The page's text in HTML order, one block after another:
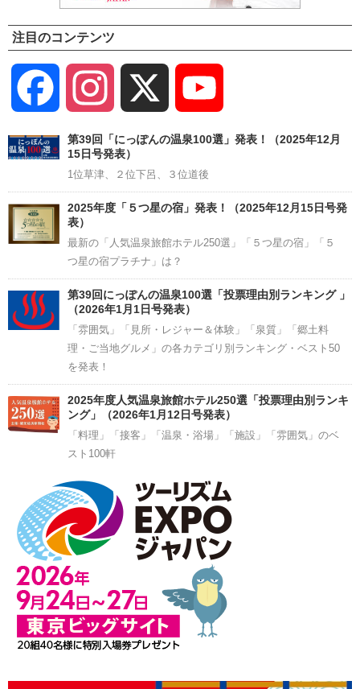
注目のコンテンツ
Facebook Instagram
Channel
第39回「にっぽんの温泉100選」発表！（2025年12月
15日号発表）
1位草津、２位下呂、３位道後
2025年度「５つ星の宿」発表！（2025年12月15日号発
表）
最新の「人気温泉旅館ホテル250選」「５つ星の宿」「５
つ星の宿プラチナ」は？
第39回にっぽんの温泉100選「投票理由別ランキング 」
（2026年1月1日号発表）
「雰囲気」「見所・レジャー＆体験」「泉質」「郷土料
理・ご当地グルメ」の各カテゴリ別ランキング・ベスト50
を発表！
2025年度人気温泉旅館ホテル250選「投票理由別ランキ
ング」（2026年1月12日号発表）
「料理」「接客」「温泉・浴場」「施設」「雰囲気」のベ
スト100軒